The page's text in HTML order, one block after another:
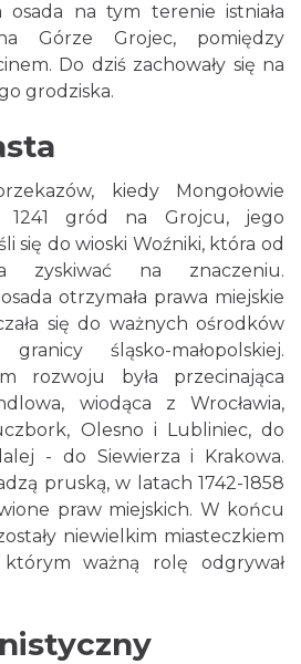
osada na tym terenie istniała
Górze Grojec, pomiędzy
Do dziś zachowały się na
grodziska.
kiedy Mongołowie
gród na Grojcu, jego
się do wioski Woźniki, która od
zyskiwać na znaczeniu.
otrzymała prawa miejskie
się do ważnych ośrodków
śląsko-małopolskiej.
rozwoju była przecinająca
wiodąca z Wrocławia,
Olesno i Lubliniec, do
- do Siewierza i Krakowa.
pruską, w latach 1742-1858
praw miejskich. W końcu
niewielkim miasteczkiem
ważną rolę odgrywał